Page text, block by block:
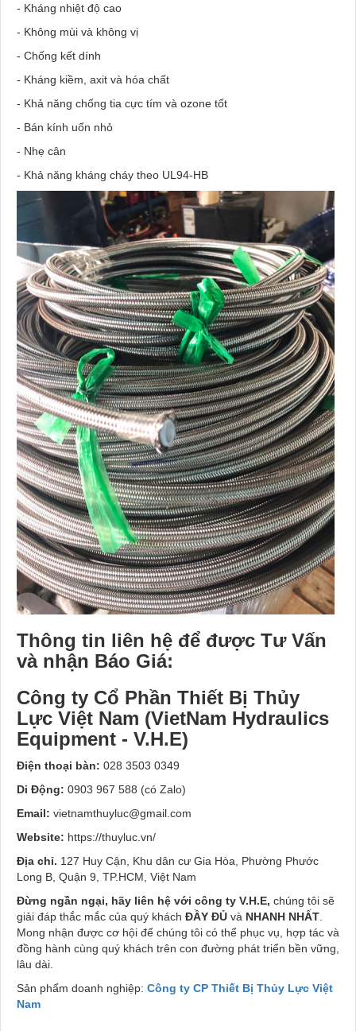
- Kháng nhiệt độ cao
- Không mùi và không vị
- Chống kết dính
- Kháng kiềm, axit và hóa chất
- Khả năng chống tia cực tím và ozone tốt
- Bán kính uốn nhỏ
- Nhẹ cân
- Khả năng kháng cháy theo UL94-HB
Thông tin liên hệ để được Tư Vấn
và nhận Báo Giá:
Công ty Cổ Phần Thiết Bị Thủy
Lực Việt Nam (VietNam Hydraulics
Equipment - V.H.E)
Điện thoại bàn: 028 3503 0349
Di Động: 0903 967 588 (có Zalo)
Email: vietnamthuyluc@gmail.com
Website: https://thuyluc.vn/
Địa chỉ. 127 Huy Cận, Khu dân cư Gia Hòa, Phường Phước
Long B, Quận 9, TP.HCM, Việt Nam
Đừng ngần ngại, hãy liên hệ với công ty V.H.E, chúng tôi sẽ
giải đáp thắc mắc của quý khách ĐẦY ĐỦ và NHANH NHẤT.
Mong nhận được cơ hội để chúng tôi có thể phục vụ, hợp tác và
đồng hành cùng quý khách trên con đường phát triển bền vững,
lâu dài.
Sản phẩm doanh nghiệp: Công ty CP Thiết Bị Thủy Lực Việt
Nam